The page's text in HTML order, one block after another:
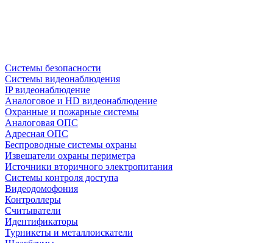
Системы безопасности
Системы видеонаблюдения
IP видеонаблюдение
Аналоговое и HD видеонаблюдение
Охранные и пожарные системы
Аналоговая ОПС
Адресная ОПС
Беспроводные системы охраны
Извещатели охраны периметра
Источники вторичного электропитания
Системы контроля доступа
Видеодомофония
Контроллеры
Считыватели
Идентификаторы
Турникеты и металлоискатели